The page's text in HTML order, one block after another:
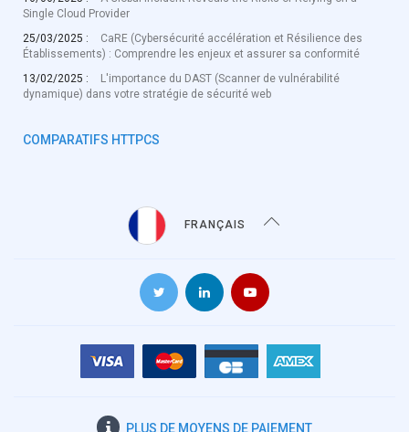
Single Cloud Provider
25/03/2025 :
CaRE (Cybersécurité accélération et Résilience des
Établissements) : Comprendre les enjeux et assurer sa conformité
13/02/2025 :
L'importance du DAST (Scanner de vulnérabilité
dynamique) dans votre stratégie de sécurité web
COMPARATIFS HTTPCS
FRANÇAIS
PLUS DE MOYENS DE PAIEMENT